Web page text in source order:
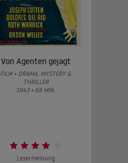
Von Agenten gejagt
FILM • DRAMA, MYSTERY &
THRILLER
1943 • 68 MIN.
Lesermeinung